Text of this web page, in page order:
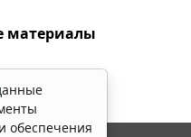
материалы
обеспечения